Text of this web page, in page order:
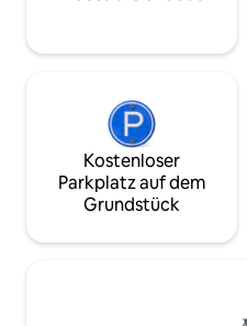
Kostenloser
Parkplatz auf dem
Grundstück